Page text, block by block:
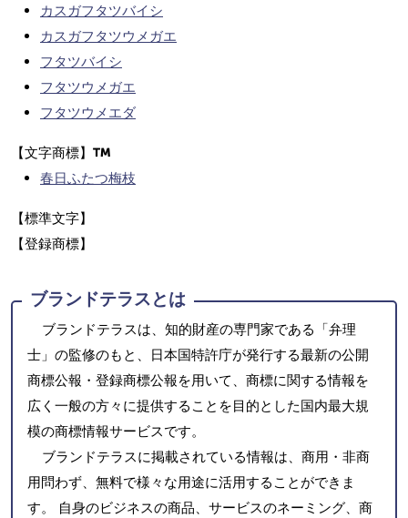
カスガフタツバイシ
カスガフタツウメガエ
フタツバイシ
フタツウメガエ
フタツウメエダ
【文字商標】
春日ふたつ梅枝
【標準文字】
【登録商標】
ブランドテラスとは
ブランドテラスは、知的財産の専門家である「弁理
士」の監修のもと、日本国特許庁が発行する最新の公開
商標公報・登録商標公報を用いて、商標に関する情報を
広く一般の方々に提供することを目的とした国内最大規
模の商標情報サービスです。
ブランドテラスに掲載されている情報は、商用・非商
用問わず、無料で様々な用途に活用することができま
す。 自身のビジネスの商品、サービスのネーミング、商